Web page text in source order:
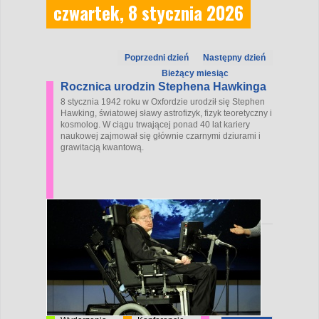
czwartek, 8 stycznia 2026
Poprzedni dzień
Następny dzień
Bieżący miesiąc
Rocznica urodzin Stephena Hawkinga
8 stycznia 1942 roku w Oxfordzie urodził się Stephen
Hawking, światowej sławy astrofizyk, fizyk teoretyczny i
kosmolog. W ciągu trwającej ponad 40 lat kariery
naukowej zajmował się głównie czarnymi dziurami i
grawitacją kwantową.